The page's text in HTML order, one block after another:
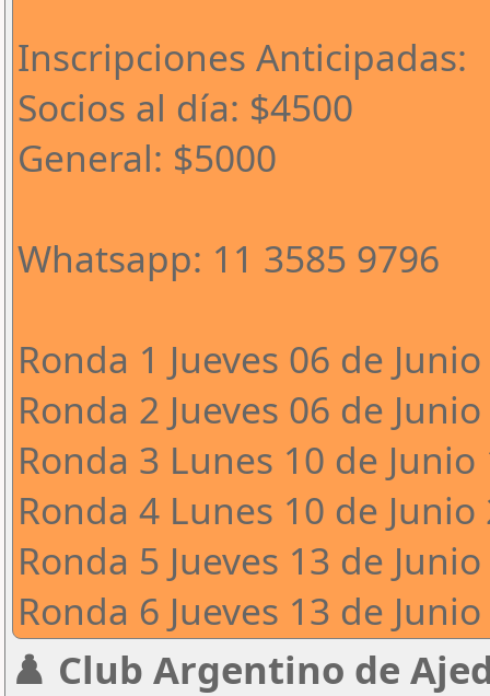
Inscripciones Anticipadas:
Socios al día: $4500
General: $5000
Whatsapp: 11 3585 9796
Ronda 1 Jueves 06 de
Ronda 2 Jueves 06 de
Ronda 3 Lunes 10 de Junio
Ronda 4 Lunes 10 de Junio
Ronda 5 Jueves 13 de
Ronda 6 Jueves 13 de
♟️ Club Argentino de